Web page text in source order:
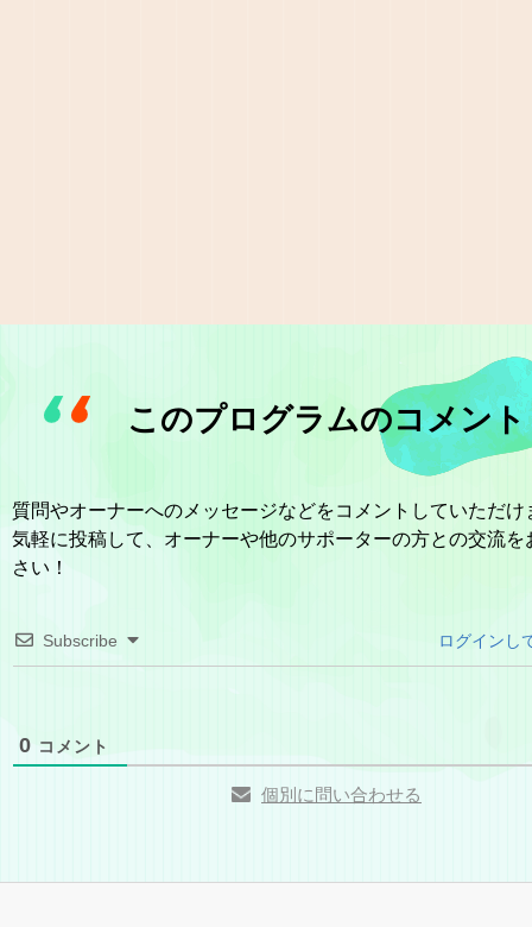
このプログラムのコメント
質問やオーナーへのメッセージなどをコメントしていただけ
気軽に投稿して、オーナーや他のサポーターの方との交流を
さい！
Subscribe ログインし
0 コメント
個別に問い合わせる